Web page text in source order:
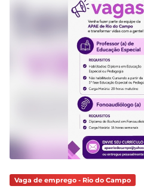
Vaga de emprego - Rio do Campo